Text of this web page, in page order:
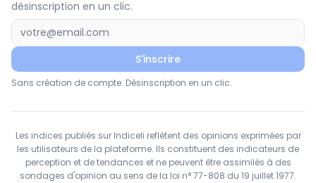
désinscription en un clic.
S'inscrire
Sans création de compte. Désinscription en un clic.
Les indices publiés sur Indiceli reflètent des opinions exprimées par
les utilisateurs de la plateforme. Ils constituent des indicateurs de
perception et de tendances et ne peuvent être assimilés à des
sondages d'opinion au sens de la loi n° 77-808 du 19 juillet 1977.